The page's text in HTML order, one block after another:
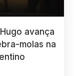
avança
molas na